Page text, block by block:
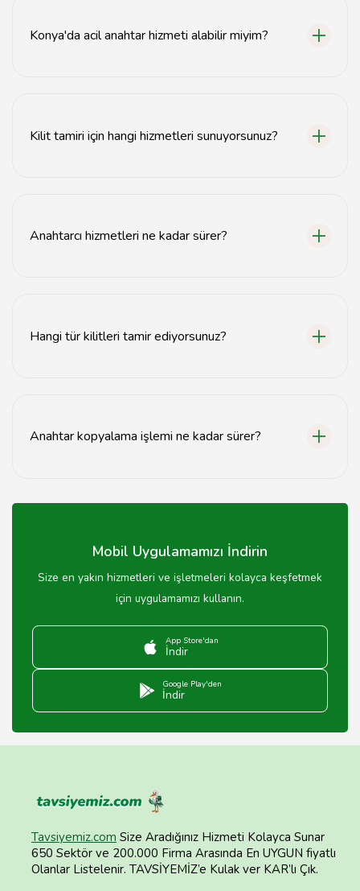
Konya'da acil anahtar hizmeti alabilir miyim?
Kilit tamiri için hangi hizmetleri sunuyorsunuz?
Anahtarcı hizmetleri ne kadar sürer?
Hangi tür kilitleri tamir ediyorsunuz?
Anahtar kopyalama işlemi ne kadar sürer?
tamamlanır.
Mobil Uygulamamızı İndirin
Size en yakın hizmetleri ve işletmeleri kolayca keşfetmek
için uygulamamızı kullanın.
App Store'dan
İndir
Google Play'den
İndir
Tavsiyemiz.com Size Aradığınız Hizmeti Kolayca Sunar
650 Sektör ve 200.000 Firma Arasında En UYGUN fiyatlı
Olanlar Listelenir. TAVSİYEMİZ’e Kulak ver KAR’lı Çık.